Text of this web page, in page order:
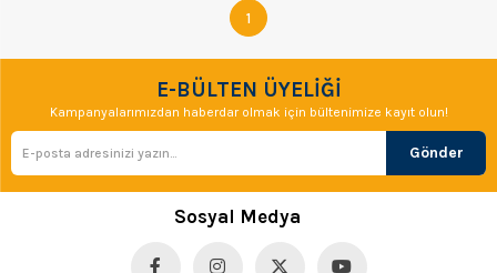
1
E-BÜLTEN ÜYELİĞİ
Kampanyalarımızdan haberdar olmak için bültenimize kayıt olun!
Gönder
Sosyal Medya